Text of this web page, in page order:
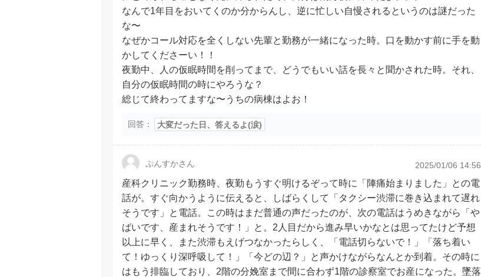
なんで1年目をおいてくのか分からんし、逆に忙しい自慢されるというのは謎だった
な〜
なぜかコール対応を全くしない先輩と勤務が一緒になった時。口を動かす前に手を動
かしてくださーい！！
夜勤中、人の仮眠時間を削ってまで、どうでもいい話を長々と聞かされた時。それ、
自分の仮眠時間の時にやろうな？
総じて終わってますな〜うちの病棟はよお！
回答： 大変だった日、答えるよ(涙)
ぷんすかさん 2025/01/06 14:56
産科クリニック勤務時、夜勤もうすぐ明けるぞって時に「陣痛始まりました」との電
話が。すぐ向かうように伝えると、しばらくして「タクシー渋滞に巻き込まれて遅れ
そうです」と電話。この時はまだ普通の声だったのが、次の電話はうめきながら「や
ばいです、産まれそうです！」と。2人目だから進み早いかなとは思ってたけど予想
以上に早く、また渋滞もえげつなかったらしく、「電話切らないで！」「落ち着い
て！ゆっくり深呼吸して！」「今どの辺？」と声かけながらなんとか到着。その時に
はもう排臨しており、2階の分娩室まで間に合わず1階の診察室でお産になった。墜落